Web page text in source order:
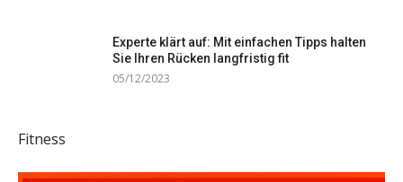
Experte klärt auf: Mit einfachen Tipps halten
Sie Ihren Rücken langfristig fit
05/12/2023
Fitness